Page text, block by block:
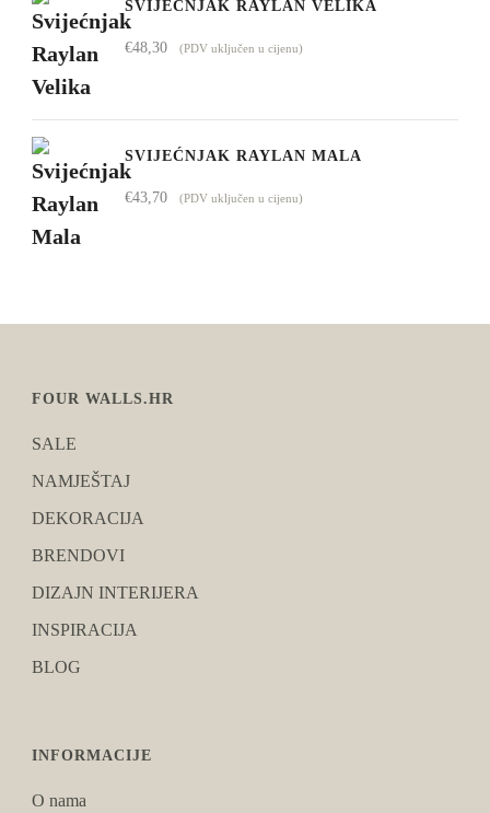
SVIJEĆNJAK RAYLAN VELIKA
€48,30 (PDV uključen u cijenu)
SVIJEĆNJAK RAYLAN MALA
€43,70 (PDV uključen u cijenu)
FOUR WALLS.HR
SALE
NAMJEŠTAJ
DEKORACIJA
BRENDOVI
DIZAJN INTERIJERA
INSPIRACIJA
BLOG
INFORMACIJE
O nama